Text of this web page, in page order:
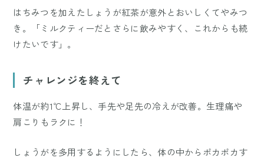
はちみつを加えたしょうが紅茶が意外とおいしくてやみつ
き。「ミルクティーだとさらに飲みやすく、これからも続
けたいです」。
チャレンジを終えて
体温が約1℃上昇し、手先や足先の冷えが改善。生理痛や
肩こりもラクに！
しょうがを多用するようにしたら、体の中からポカポカす